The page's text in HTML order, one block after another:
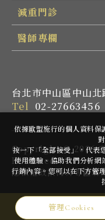
減重門診
醫師專欄
台北市中山區中山
Tel 02-27663456
Copyright © 2026
Reserved.
隱私權政策海外專區聯
依據歐盟施行的個人資料保
按一下「全部接受」，代表
使用體驗、協助我們分析網
行銷內容。您可以在下方管
管理Cookies